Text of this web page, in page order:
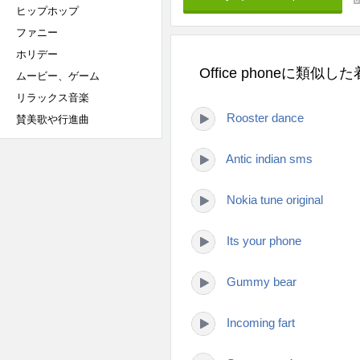
ヒップホップ
ファニー
ホリデー
ムービー、ゲーム
リラックス音楽
賛美歌や行進曲
Office phoneに類似した
Rooster dance
Antic indian sms
Nokia tune original
Its your phone
Gummy bear
Incoming fart